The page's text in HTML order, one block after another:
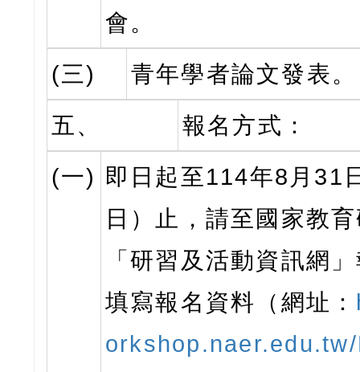
會。
(三)
青年學者論文發表。
五、
報名方式：
(一) 即日起至114年8月31
日）止，請至國家教
「研習及活動資訊網
填寫報名資料（網址：